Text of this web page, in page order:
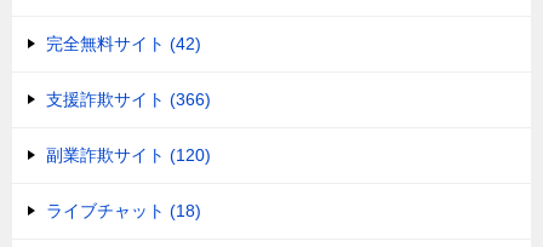
完全無料サイト (42)
支援詐欺サイト (366)
副業詐欺サイト (120)
ライブチャット (18)